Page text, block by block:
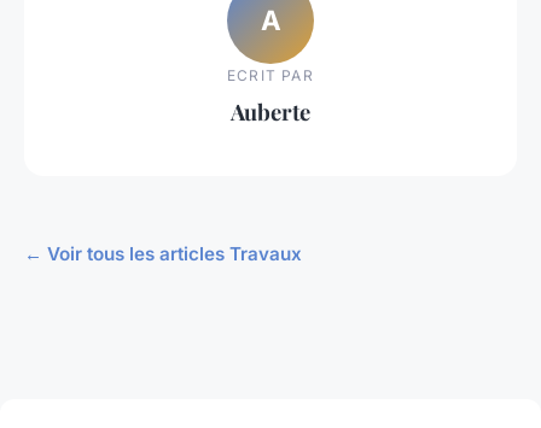
A
ECRIT PAR
Auberte
← Voir tous les articles Travaux